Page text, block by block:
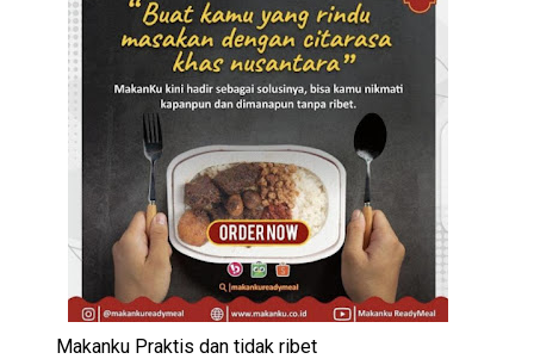
Makanku Praktis dan tidak ribet